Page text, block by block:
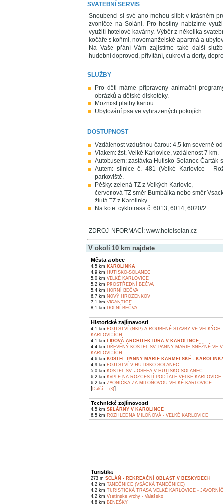
SVATEBNÍ SERVIS
Snoubenci si své ano mohou slíbit v krásném
zvoničce na Soláni. Pro hostiny nabízíme
využití hotelové kavárny. Výběr z několika
kočáře s koňmi, novomanželské apartmá a
Na Vaše přání Vám zajistíme také další
hudební doprovod, přivítání, cukroví a dorty,
SLUŽBY
Pro děti máme připraveny animační
obrázků a dětské diskotéky.
Možnost platby kartou.
Ubytování psa ve vyhrazených pokojích.
DOSTUPNOST
Vzdálenost vzdušnou čarou: 4,5 km severně
Vlakem: žst. Velké Karlovice, vzdálenost 7 km.
Autobusem: zastávka Hutisko-Solanec Čarták-
Autem: silnice č. 481 (Velké Karlovice -
parkoviště.
Pěšky: zelená TZ z Velkých Karlovic,
červenová TZ směr Bumbálka nebo směr
žlutá TZ z Karolinky.
Na kole: cyklotrasa č. 6013, 6014, 6020/2
ZDROJ INFORMACÍ: www.hotelsolan.cz
V okolí 10 km najdete
Města a obce
4,5 km KAROLINKA
4,9 km HUTISKO-SOLANEC
5,0 km VELKÉ KARLOVICE
5,2 km PROSTŘEDNÍ BEČVA
5,4 km HORNÍ BEČVA
6,7 km NOVÝ HROZENKOV
7,1 km VIGANTICE
8,1 km DOLNÍ BEČVA
Historické zajímavosti
4,1 km FOJTSTVÍ (NKP) A ROUBENÉ STAVBY VE VELKÝCH
KARLOVICÍCH
4,1 km LIDOVÁ ARCHITEKTURA V KAROLINCE
4,4 km DŘEVĚNÝ KOSTEL SV. PANNY MARIE SNĚŽNÉ VE
KARLOVICÍCH
4,6 km KOSTEL PANNY MARIE KARMELSKÉ -
4,9 km FOJTSTVÍ V HUTISKO-SOLANEC
5,0 km KOSTEL SV. JOSEFA V HUTISKO-SOLANEC
6,2 km KAPLE NA ROZCESTÍ PODŤATÉ VELKÉ KARLOVICE
6,2 km ZVONIČKA ZA MILOŇOVOU VELKÉ KARLOVICE
[Další... (3)]
Technické zajímavosti
4,5 km SKLÁRNY V KAROLINCE
6,5 km ROZHLEDNA MILOŇOVÁ - VELKÉ KARLOVICE
Turistika
273 m SOLÁŇ - REKREAČNÍ OBLAST V BESKYDECH
4,2 km TANEČNICE (VSÁCKÁ TANEČNICE)
4,2 km TURISTICKÁ TRASA VELKÉ KARLOVICE -
4,2 km Vsetínské vrchy - Valašsko
4,8 km BENEŠKY